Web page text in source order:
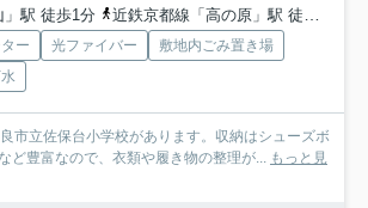
」駅 徒歩1分
近鉄京都線「高の原」駅 徒歩37分
ー 光ファイバー
敷地内ごみ置き場
市立佐保台小学校があります。収納はシューズボ
ど豊富なので、衣類や履き物の整理が...
もっと見